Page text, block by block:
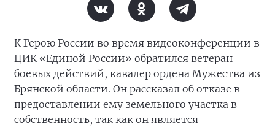
К Герою России во время видеоконференции в
ЦИК «Единой России» обратился ветеран
боевых действий, кавалер ордена Мужества из
Брянской области. Он рассказал об отказе в
предоставлении ему земельного участка в
собственность, так как он является